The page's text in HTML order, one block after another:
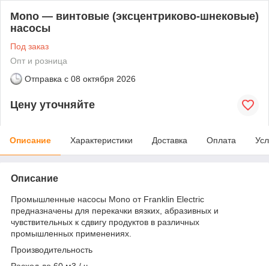
Mono — винтовые (эксцентриково-шнековые)
насосы
Под заказ
Опт и розница
Отправка с 08 октября 2026
Цену уточняйте
Описание Характеристики Доставка Оплата
Описание
Промышленные насосы Mono от Franklin Electric
предназначены для перекачки вязких, абразивных и
чувствительных к сдвигу продуктов в различных
промышленных применениях.
Производительность